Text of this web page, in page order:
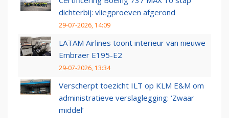
dichterbij: vliegproeven afgerond
29-07-2026, 14:09
LATAM Airlines toont interieur van nieuwe
Embraer E195-E2
29-07-2026, 13:34
Verscherpt toezicht ILT op KLM E&M om
administratieve verslaglegging: ‘Zwaar
middel’